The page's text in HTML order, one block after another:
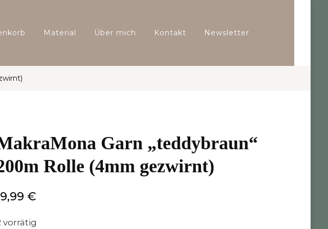
Material Über mich Kontakt Newsletter
Garn „teddybraun“
Rolle (4mm gezwirnt)
€
vorrätig